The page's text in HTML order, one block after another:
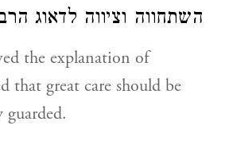
השתחווה וציווה לדאוג
the explanation of
that great care should be